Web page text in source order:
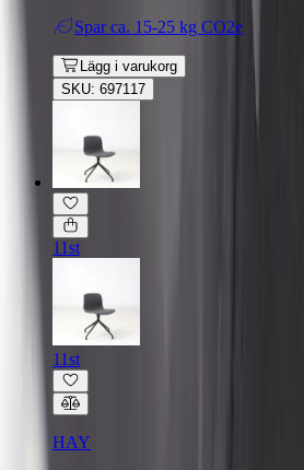
Spar ca. 15-25 kg CO2e
Lägg i varukorg
SKU: 697117
11st
11st
HAY